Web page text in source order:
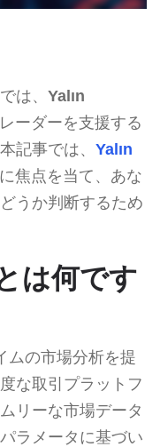
は、 Yalın
ーダーを支援する
記事では、 Yalın
焦点を当て、あな
うか判断するため
は何です
ムの市場分析を提
な取引プラットフ
リーな市場データ
ラメータに基づい